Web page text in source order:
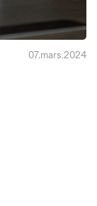
07.mars.2024